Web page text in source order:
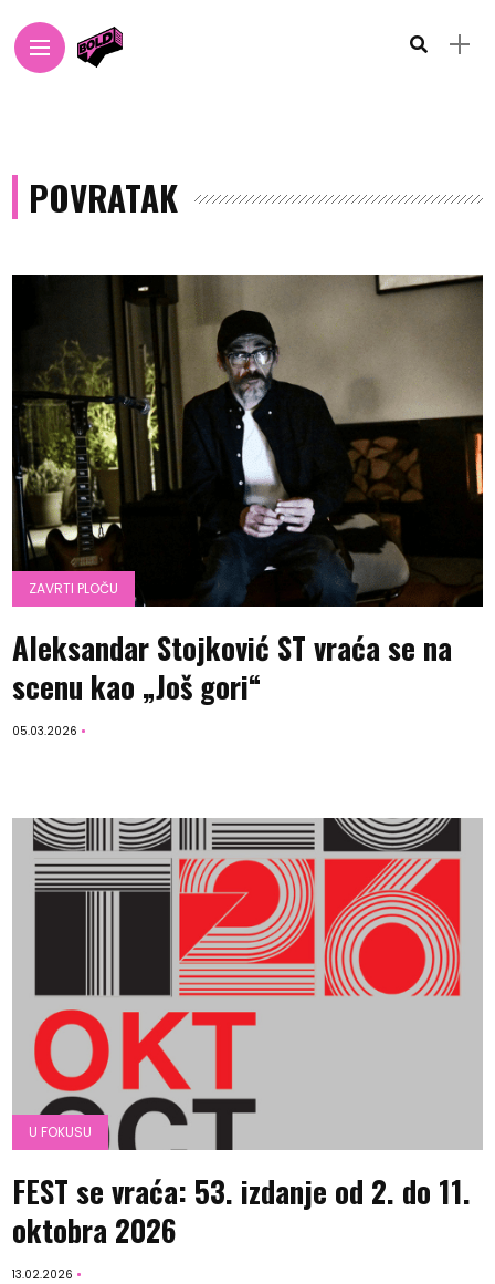
POVRATAK
ZAVRTI PLOČU
Aleksandar Stojković ST vraća se na
scenu kao „Još gori“
05.03.2026
U FOKUSU
FEST se vraća: 53. izdanje od 2. do 11.
oktobra 2026
13.02.2026